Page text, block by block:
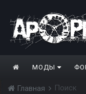
МОДЫ
Главная Поиск